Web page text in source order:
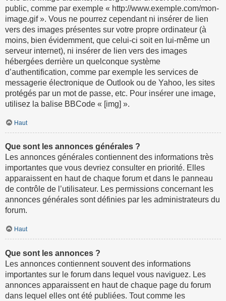
public, comme par exemple « http://www.exemple.com/mon-
image.gif ». Vous ne pourrez cependant ni insérer de lien
vers des images présentes sur votre propre ordinateur (à
moins, bien évidemment, que celui-ci soit en lui-même un
serveur internet), ni insérer de lien vers des images
hébergées derrière un quelconque système
d’authentification, comme par exemple les services de
messagerie électronique de Outlook ou de Yahoo, les sites
protégés par un mot de passe, etc. Pour insérer une image,
utilisez la balise BBCode « [img] ».
Haut
Que sont les annonces générales ?
Les annonces générales contiennent des informations très
importantes que vous devriez consulter en priorité. Elles
apparaissent en haut de chaque forum et dans le panneau
de contrôle de l’utilisateur. Les permissions concernant les
annonces générales sont définies par les administrateurs du
forum.
Haut
Que sont les annonces ?
Les annonces contiennent souvent des informations
importantes sur le forum dans lequel vous naviguez. Les
annonces apparaissent en haut de chaque page du forum
dans lequel elles ont été publiées. Tout comme les